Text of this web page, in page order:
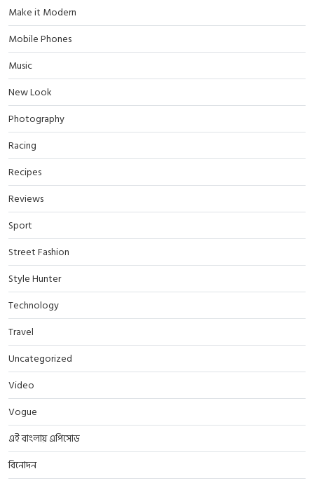
Make it Modern
Mobile Phones
Music
New Look
Photography
Racing
Recipes
Reviews
Sport
Street Fashion
Style Hunter
Technology
Travel
Uncategorized
Video
Vogue
এই বাংলায় এপিসোড
বিনোদন